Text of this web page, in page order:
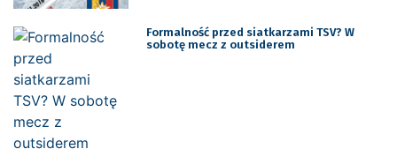
Formalność przed siatkarzami TSV? W
sobotę mecz z outsiderem